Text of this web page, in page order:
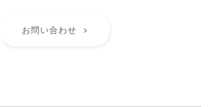
お問い合わせ